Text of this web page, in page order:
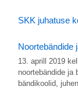
SKK juhatuse
Noortebändide
13. aprill 2019
noortebändide ja
bändikoolid,